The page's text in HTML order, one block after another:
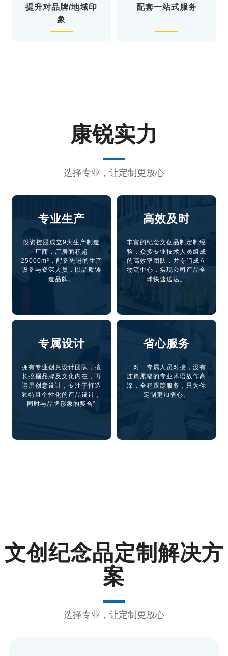
提升对品牌/地域印
象
配套一站式服务
康锐实力
选择专业，让定制更放心
专业生产
投资控股成立9大生产制造
厂商，厂房面积超
25000m²，配备先进的生产
设备与资深人员，以品质铸
造品牌。
高效及时
丰富的纪念文创品制定制经
验，众多专业技术人员组成
的高效率团队，并专门成立
物流中心，实现公司产品全
球快速送达。
专属设计
拥有专业创意设计团队，擅
长挖掘品牌及文化内在，再
运用创意设计，专注于打造
独特且个性化的产品设计，
同时与品牌形象的契合”
省心服务
一对一专属人员对接，没有
连篇累幅的专业术语故作高
深，全程跟踪服务，只为你
定制更加省心。
文创纪念品定制解决方
案
选择专业，让定制更放心